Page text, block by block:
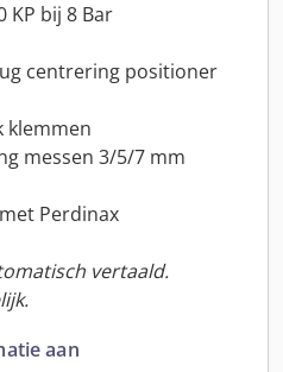
KP bij 8 Bar
centrering positioner
klemmen
messen 3/5/7 mm
Perdinax
vertaald.
aan